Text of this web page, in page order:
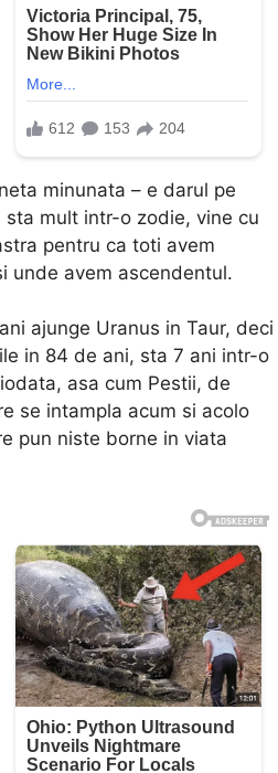
minunata – e darul pe
mult intr-o zodie, vine cu
pentru ca toti avem
unde avem ascendentul.
ajunge Uranus in Taur, deci
in 84 de ani, sta 7 ani intr-o
asa cum Pestii, de
se intampla acum si acolo
pun niste borne in viata